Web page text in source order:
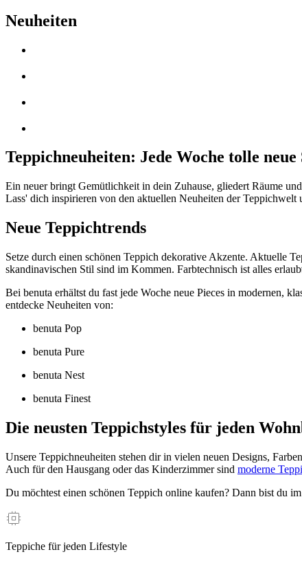
Neuheiten
Teppichneuheiten: Jede Woche tolle neue
Ein neuerbringt Gemütlichkeit in dein Zuhause, gliedert Räume
Lass' dich inspirieren von den aktuellen Neuheiten der
Neue Teppichtrends
Setze durch einen schönen Teppich dekorative Akzente. Aktuelle
skandinavischen Stil sind im Kommen. Farbtechnisch ist alles
Bei benuta erhältst du fast jede Woche neue Pieces in modernen,
entdecke Neuheiten von:
benuta Pop
benuta Pure
benuta Nest
benuta Finest
Die neusten Teppichstyles für jeden
Unsere Teppichneuheiten stehen dir in vielen neuen Designs,
Auch für den Hausgang oder das Kinderzimmer sind moderne
Du möchtest einen schönen Teppich online kaufen? Dann bist du
Teppiche für jeden Lifestyle